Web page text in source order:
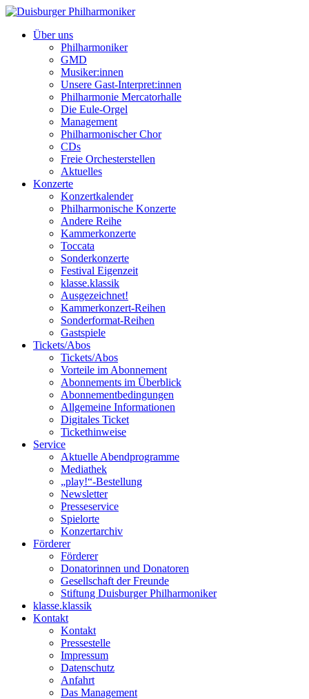
Über uns
Philharmoniker
GMD
Musiker:innen
Unsere Gast-Interpret:innen
Philharmonie Mercatorhalle
Die Eule-Orgel
Management
Philharmonischer Chor
CDs
Freie Orchesterstellen
Aktuelles
Konzerte
Konzertkalender
Philharmonische Konzerte
Andere Reihe
Kammerkonzerte
Toccata
Sonderkonzerte
Festival Eigenzeit
klasse.klassik
Ausgezeichnet!
Kammerkonzert-Reihen
Sonderformat-Reihen
Gastspiele
Tickets/Abos
Tickets/Abos
Vorteile im Abonnement
Abonnements im Überblick
Abonnement­bedingungen
Allgemeine Informationen
Digitales Ticket
Ticket­hinweise
Service
Aktuelle Abendprogramme
Mediathek
„play!“-Bestellung
Newsletter
Presseservice
Spielorte
Konzertarchiv
Förderer
Förderer
Donatorinnen und Donatoren
Gesellschaft der Freunde
Stiftung Duisburger Philharmoniker
klasse.klassik
Kontakt
Kontakt
Pressestelle
Impressum
Datenschutz
Anfahrt
Das Management